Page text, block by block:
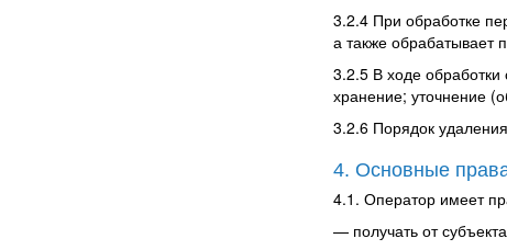
3.2.4 При обработке
а также обрабатывает
3.2.5 В ходе
хранение; уточнение
3.2.6 Порядок
4. Основные
4.1. Оператор имеет
— получать от